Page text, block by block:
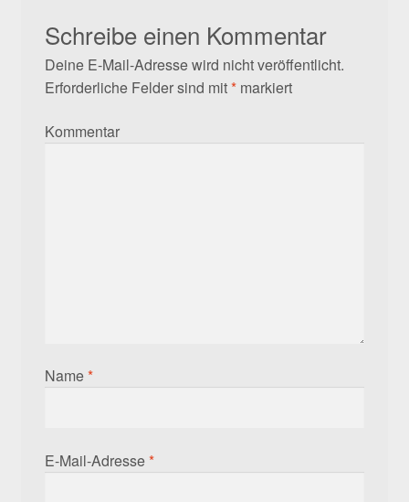
Schreibe einen Kommentar
Deine E-Mail-Adresse wird nicht veröffentlicht.
Erforderliche Felder sind mit*markiert
Kommentar
Name*
E-Mail-Adresse*